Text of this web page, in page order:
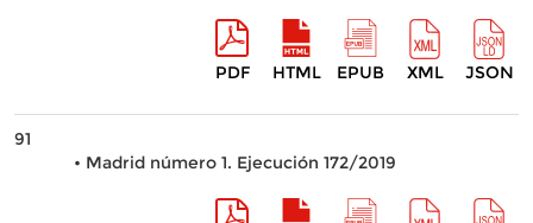
PDF HTML EPUB XML JSON
91
• Madrid número 1. Ejecución 172/2019